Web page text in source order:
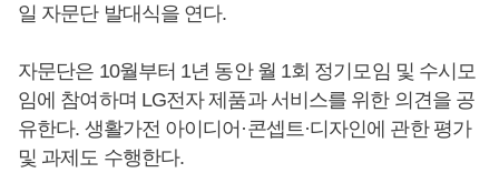
일 자문단 발대식을 연다.
자문단은 10월부터 1년 동안 월 1회 정기모임 및 수시모
임에 참여하며 LG전자 제품과 서비스를 위한 의견을 공
유한다. 생활가전 아이디어·콘셉트·디자인에 관한 평가
및 과제도 수행한다.